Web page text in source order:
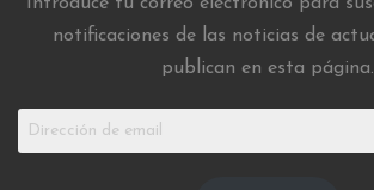
notificaciones de las noticias de
publican en esta página.
Dirección